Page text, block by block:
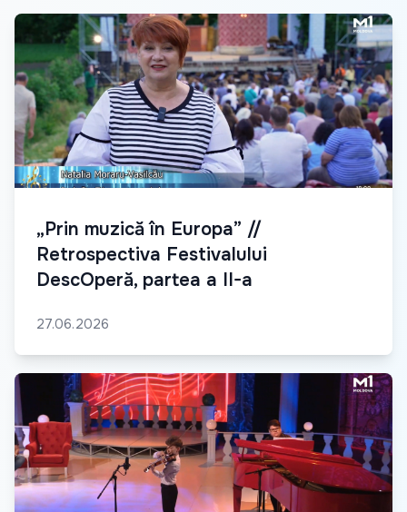
„Prin muzică în Europa” //
Retrospectiva Festivalului
DescOperă, partea a II-a
27.06.2026